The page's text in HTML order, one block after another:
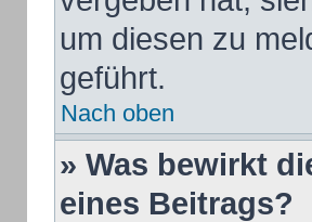
um diesen zu
geführt.
Nach oben
» Was bewirkt
eines Beitrags?